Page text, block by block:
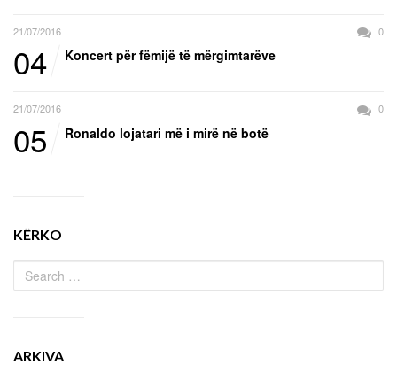
21/07/2016 0
04 Koncert për fëmijë të mërgimtarëve
21/07/2016 0
05 Ronaldo lojatari më i mirë në botë
KËRKO
ARKIVA